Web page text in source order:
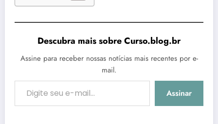
Descubra mais sobre Curso.blog.br
Assine para receber nossas notícias mais recentes por e-
mail.
Digite seu e-mail…
Assinar